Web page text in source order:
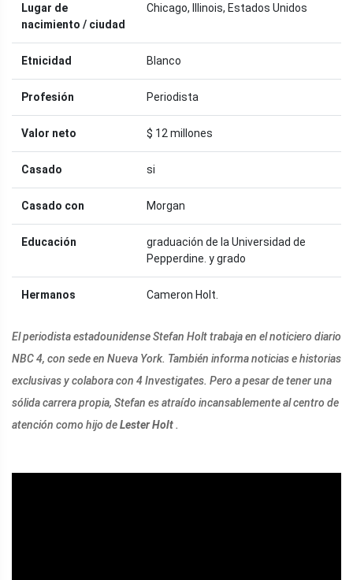
Lugar de
nacimiento / ciudad
Chicago, Illinois, Estados Unidos
Etnicidad Blanco
Profesión Periodista
Valor neto $ 12 millones
Casado si
Casado con Morgan
Educación
graduación de la Universidad de
Pepperdine. y grado
Hermanos Cameron Holt.
El periodista estadounidense Stefan Holt trabaja en el noticiero diario
NBC 4, con sede en Nueva York. También informa noticias e historias
exclusivas y colabora con 4 Investigates. Pero a pesar de tener una
sólida carrera propia, Stefan es atraído incansablemente al centro de
atención como hijo deLester Holt .